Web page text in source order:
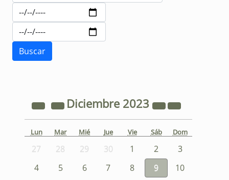
Diciembre 2023
Lun Mar Mié Jue Vie Sáb Dom
27 28 29 30 1 2
3
4
5 6 7 8 9
10